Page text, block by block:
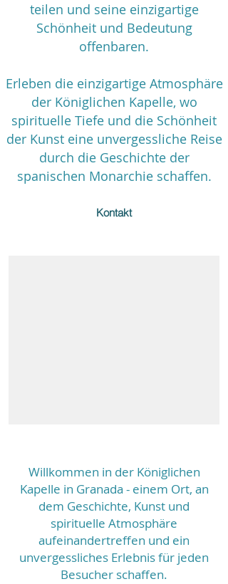
teilen und seine einzigartige
Schönheit und Bedeutung
offenbaren.
Erleben die einzigartige Atmosphäre
der Königlichen Kapelle, wo
spirituelle Tiefe und die Schönheit
der Kunst eine unvergessliche Reise
durch die Geschichte der
spanischen Monarchie schaffen.
Kontakt
Willkommen in der Königlichen
Kapelle in Granada - einem Ort, an
dem Geschichte, Kunst und
spirituelle Atmosphäre
aufeinandertreffen und ein
unvergessliches Erlebnis für jeden
Besucher schaffen.